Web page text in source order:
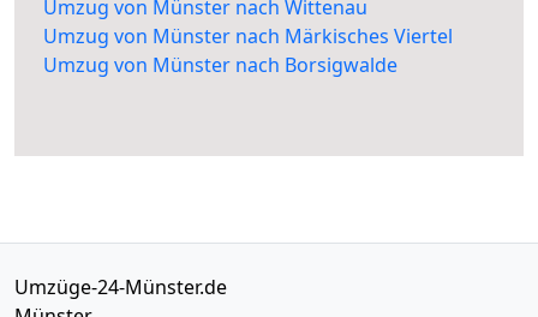
Umzug von Münster nach Wittenau
Umzug von Münster nach Märkisches Viertel
Umzug von Münster nach Borsigwalde
Umzüge-24-Münster.de